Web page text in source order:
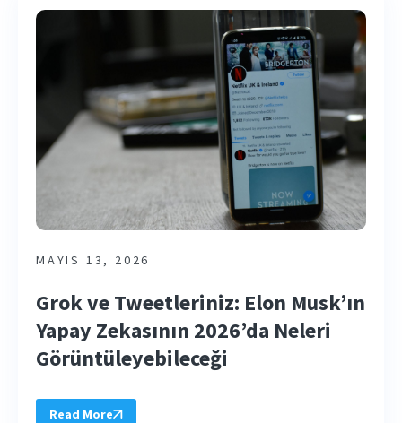
MAYIS 13, 2026
Grok ve Tweetleriniz: Elon Musk’ın
Yapay Zekasının 2026’da Neleri
Görüntüleyebileceği
Read More